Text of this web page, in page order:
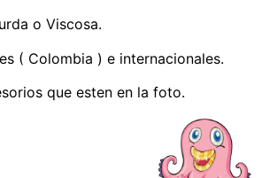
o Viscosa.
( Colombia ) e internacionales.
que esten en la foto.